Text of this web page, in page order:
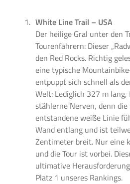
White Line Trail – USA
Der heilige Gral unter den
Tourenfahrern: Dieser
den Red Rocks. Richtig
eine typische
entpuppt sich schnell als
Welt: Lediglich 327 m
stählerne Nerven, denn
entstandene weiße Linie
Wand entlang und ist
Zentimeter breit. Nur eine
und die Tour ist vorbei.
ultimative
Platz 1 unseres Rankings.